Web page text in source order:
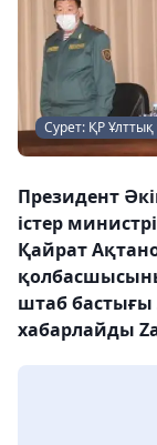
Сурет: ҚР
Президент
істер
Қайрат
штаб
хабарлайды